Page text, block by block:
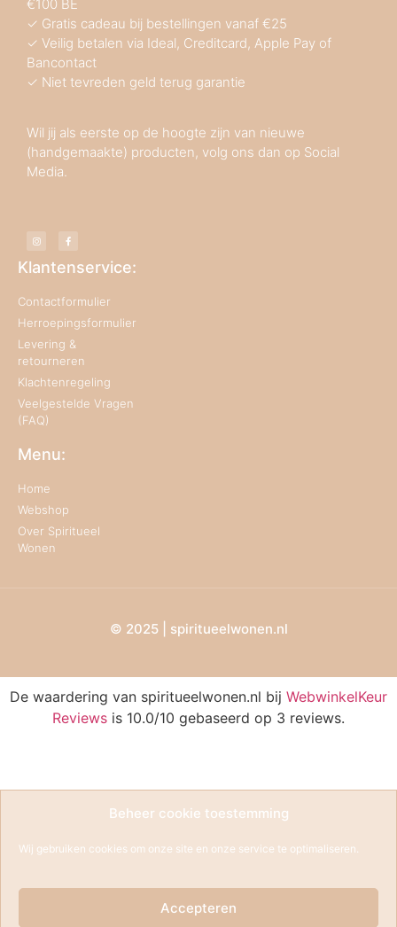
Beheer cookie toestemming
Wij gebruiken cookies om onze site en onze service te optimaliseren.
Accepteren
€100 BE
✓ Gratis cadeau bij bestellingen vanaf €25
✓ Veilig betalen via Ideal, Creditcard, Apple Pay of
Bancontact
✓ Niet tevreden geld terug garantie
Wil jij als eerste op de hoogte zijn van nieuwe
(handgemaakte) producten, volg ons dan op Social
Media.
Klantenservice:
Contactformulier
Herroepingsformulier
Levering &
retourneren
Klachtenregeling
Veelgestelde Vragen
(FAQ)
Menu:
Home
Webshop
Over Spiritueel
Wonen
© 2025 | spiritueelwonen.nl
De waardering van spiritueelwonen.nl bij WebwinkelKeur
Reviews is 10.0/10 gebaseerd op 3 reviews.